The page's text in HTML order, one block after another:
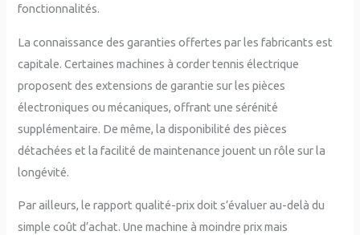
fonctionnalités.
La connaissance des garanties offertes par les fabricants est
capitale. Certaines machines à corder tennis électrique
proposent des extensions de garantie sur les pièces
électroniques ou mécaniques, offrant une sérénité
supplémentaire. De même, la disponibilité des pièces
détachées et la facilité de maintenance jouent un rôle sur la
longévité.
Par ailleurs, le rapport qualité-prix doit s’évaluer au-delà du
simple coût d’achat. Une machine à moindre prix mais